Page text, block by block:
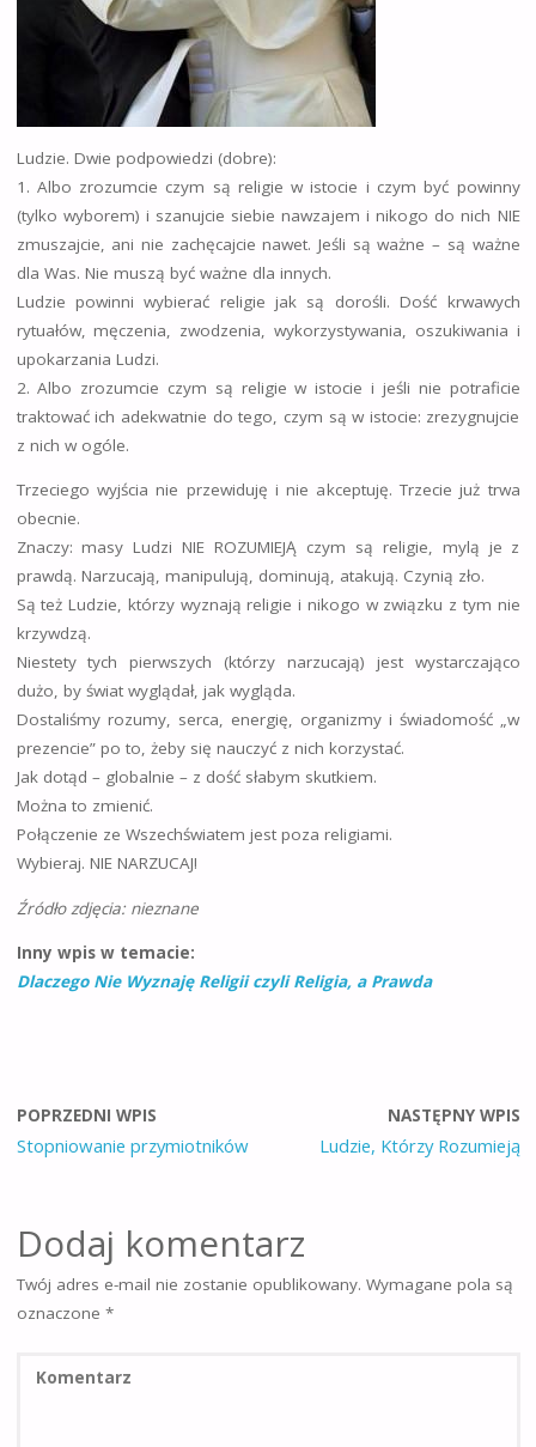
Ludzie. Dwie podpowiedzi (dobre):
1. Albo zrozumcie czym są religie w istocie i czym być powinny
(tylko wyborem) i szanujcie siebie nawzajem i nikogo do nich NIE
zmuszajcie, ani nie zachęcajcie nawet. Jeśli są ważne – są ważne
dla Was. Nie muszą być ważne dla innych.
Ludzie powinni wybierać religie jak są dorośli. Dość krwawych
rytuałów, męczenia, zwodzenia, wykorzystywania, oszukiwania i
upokarzania Ludzi.
2. Albo zrozumcie czym są religie w istocie i jeśli nie potraficie
traktować ich adekwatnie do tego, czym są w istocie: zrezygnujcie
z nich w ogóle.
Trzeciego wyjścia nie przewiduję i nie akceptuję. Trzecie już trwa
obecnie.
Znaczy: masy Ludzi NIE ROZUMIEJĄ czym są religie, mylą je z
prawdą. Narzucają, manipulują, dominują, atakują. Czynią zło.
Są też Ludzie, którzy wyznają religie i nikogo w związku z tym nie
krzywdzą.
Niestety tych pierwszych (którzy narzucają) jest wystarczająco
dużo, by świat wyglądał, jak wygląda.
Dostaliśmy rozumy, serca, energię, organizmy i świadomość „w
prezencie” po to, żeby się nauczyć z nich korzystać.
Jak dotąd – globalnie – z dość słabym skutkiem.
Można to zmienić.
Połączenie ze Wszechświatem jest poza religiami.
Wybieraj. NIE NARZUCAJ!
Źródło zdjęcia: nieznane
Inny wpis w temacie:
Dlaczego Nie Wyznaję Religii czyli Religia, a Prawda
POPRZEDNI WPIS
Stopniowanie przymiotników
NASTĘPNY WPIS
Ludzie, Którzy Rozumieją
Dodaj komentarz
Twój adres e-mail nie zostanie opublikowany. Wymagane pola są
oznaczone *